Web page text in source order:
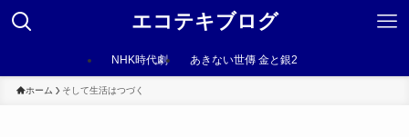
エコテキブログ
NHK時代劇 あきない世傳 金と銀2
ホーム そして生活はつづく